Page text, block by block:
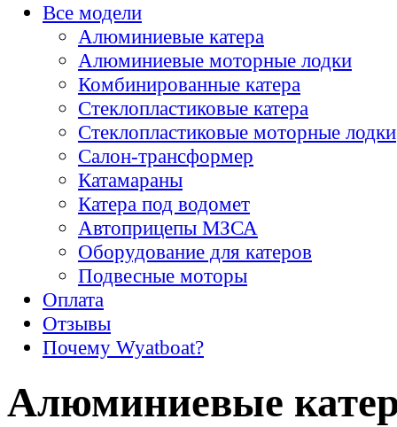
Все модели
Алюминиевые катера
Алюминиевые моторные лодки
Комбинированные катера
Стеклопластиковые катера
Стеклопластиковые моторные лодки
Салон-трансформер
Катамараны
Катера под водомет
Автоприцепы МЗСА
Оборудование для катеров
Подвесные моторы
Оплата
Отзывы
Почему Wyatboat?
Алюминиевые